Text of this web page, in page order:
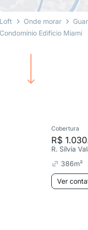
Loft Onde morar
Condomínio Edificio Miami
Cobertura
R$
386m²
Ver